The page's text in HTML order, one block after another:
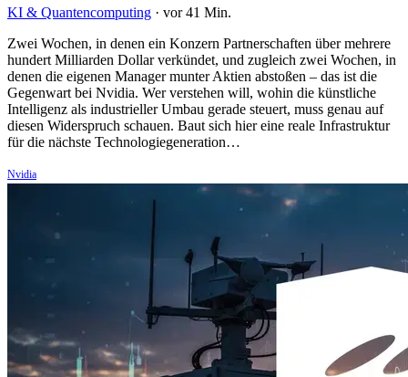
KI & Quantencomputing · vor 41 Min.
Zwei Wochen, in denen ein Konzern Partnerschaften über mehrere
hundert Milliarden Dollar verkündet, und zugleich zwei Wochen, in
denen die eigenen Manager munter Aktien abstoßen – das ist die
Gegenwart bei Nvidia. Wer verstehen will, wohin die künstliche
Intelligenz als industrieller Umbau gerade steuert, muss genau auf
diesen Widerspruch schauen. Baut sich hier eine reale Infrastruktur
für die nächste Technologiegeneration…
Nvidia